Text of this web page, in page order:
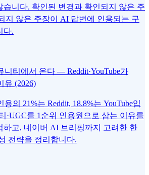
습니다. 확인된 변경과 확인되지 않은 주
지 않은 주장이 AI 답변에 인용되는 구
다.
니티에서 온다 — Reddit·YouTube가
유 (2026)
용의 21%는 Reddit, 18.8%는 YouTube입
·UGC를 1순위 인용원으로 삼는 이유를
하고, 네이버 AI 브리핑까지 고려한 한
전략을 정리합니다.